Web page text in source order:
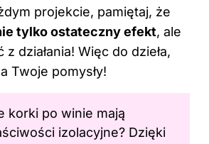
projekcie, pamiętaj, że
tylko ostateczny efekt, ale
działania! Więc do dzieła,
Twoje pomysły!
korki po winie mają
izolacyjne? Dzięki